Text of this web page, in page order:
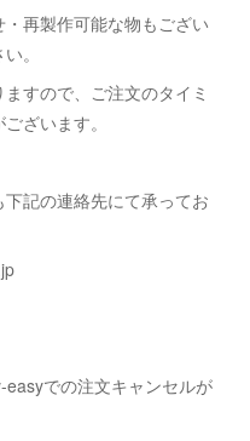
再製作可能な物もござい
。
すので、ご注文のタイミ
ざいます。
記の連絡先にて承ってお
easyでの注文キャンセルが